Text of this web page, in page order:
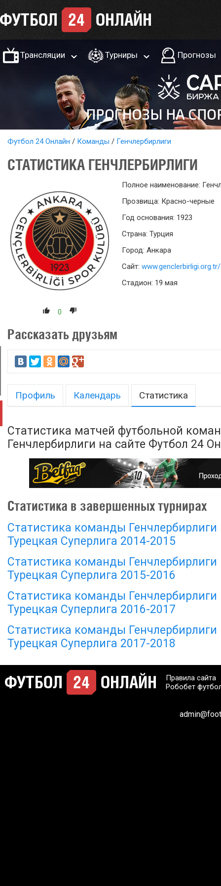
Трансляции Турниры Прогнозы
Футбол 24 Онлайн Команды Генчлербирлиги
СТАТИСТИКА ГЕНЧЛЕРБИРЛИГИ
0
Полное наименование:
Прозвища: Красно-черные
Год основания: 1923
Страна: Турция
Город: Анкара
Сайт:
Стадион: 19 мая
Рассказать друзьям
Профиль Календарь Статистика
Статистика матчей футбольной
Генчлербирлиги на сайте Футбол 24
Статистика в завершенных турнирах
Статистика команды Генчлербирлиги
Турецкая Суперлига 2014-2015
Статистика команды Генчлербирлиги
Турецкая Суперлига 2015-2016
Статистика команды Генчлербирлиги
Турецкая Суперлига 2016-2017
Статистика команды Генчлербирлиги
Турецкая Суперлига 2017-2018
Правила сайта
Робобет